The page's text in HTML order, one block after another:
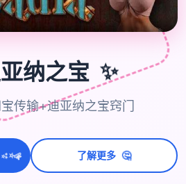
纳之宝 ✨
传输+迪亚纳之宝窍门
✨⭐💫 了解更多 🤔